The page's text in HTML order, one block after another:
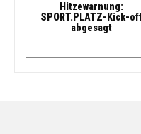
Hitzewarnung:
SPORT.PLATZ-Kick-
abgesagt